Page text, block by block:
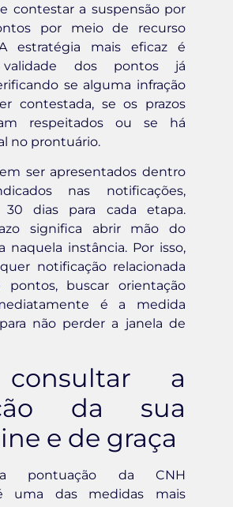
contestar a suspensão por
por meio de recurso
estratégia mais eficaz é
dos pontos já
se alguma infração
contestada, se os prazos
respeitados ou se há
no prontuário.
ser apresentados dentro
nas notificações,
dias para cada etapa.
significa abrir mão do
naquela instância. Por isso,
notificação relacionada
buscar orientação
é a medida
não perder a janela de
a
da sua
e de graça
a pontuação da CNH
uma das medidas mais